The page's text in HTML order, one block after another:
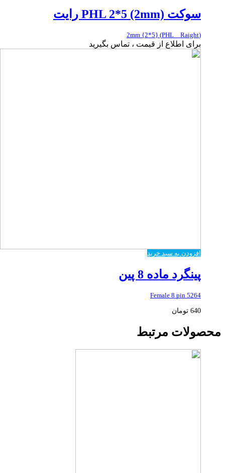
سوکت PHL 2*5 (2mm) رایت
(PHL _ Raight) {2*5} 2mm
برای اطلاع از قیمت ، تماس بگیرید
افزودن به سبد خرید
پینگرد ماده 8 پین
5264 Female 8 pin
640 تومان
محصولات مرتبط